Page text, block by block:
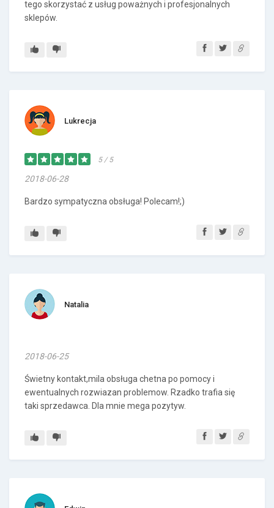
tego skorzystać z usług poważnych i profesjonalnych
sklepów.
Lukrecja
5 / 5
2018-06-28
Bardzo sympatyczna obsługa! Polecam!;)
Natalia
2018-06-25
Świetny kontakt,mila obsługa chetna po pomocy i
ewentualnych rozwiazan problemow. Rzadko trafia się
taki sprzedawca. Dla mnie mega pozytyw.